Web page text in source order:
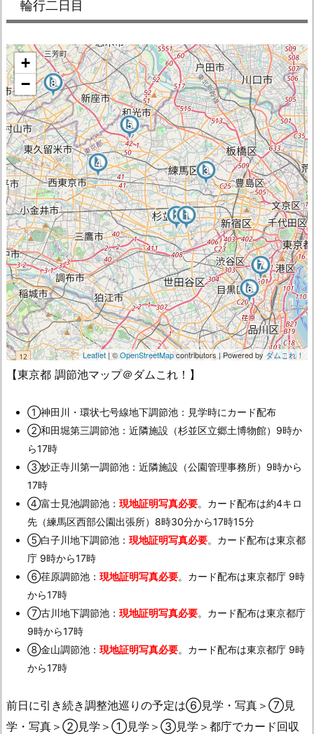
輪行二日目
8
7
6
5
4 3
2 1
+
−
Leaflet | ©OpenStreetMapcontributors | Powered byダムこれ！
【東京都 調節池マップ＠ダムこれ！】
①神田川・環状七号線地下調節池：見学時にカード配布
②和田堀第三調節池：近隣施設（杉並区立郷土博物館）9時か
ら17時
③妙正寺川第一調節池：近隣施設（公園管理事務所）9時から
17時
④富士見池調節池： 現地証明写真必要。カード配布は約4キロ
先（練馬区西部公園出張所）8時30分から17時15分
⑤白子川地下調節池： 現地証明写真必要。カード配布は東京都
庁 9時から17時
⑥荏原調節池： 現地証明写真必要。カード配布は東京都庁 9時
から17時
⑦古川地下調節池： 現地証明写真必要。カード配布は東京都庁
9時から17時
⑧金山調節池： 現地証明写真必要。カード配布は東京都庁 9時
から17時
前日に引き続き調整池巡りの予定は⑥見学・写真＞⑦見
学・写真＞②見学＞①見学＞③見学＞都庁でカード回収